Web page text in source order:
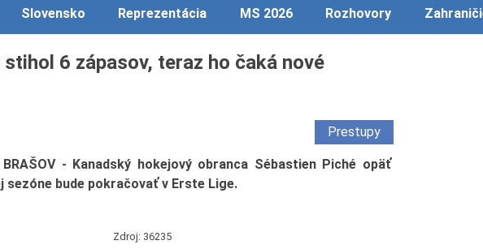
Slovensko Reprezentácia MS 2026 Rozhovory
6 zápasov, teraz ho čaká nové
Prestupy
BRAŠOV - Kanadský hokejový obranca Sébastien Piché opäť
sezóne bude pokračovať v Erste Lige.
Zdroj: 36235